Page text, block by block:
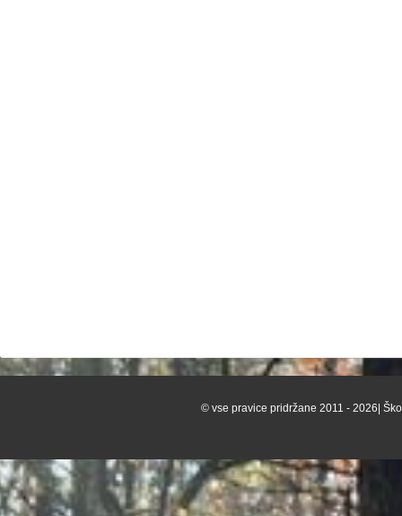
© vse pravice pridržane 2011 - 2026|